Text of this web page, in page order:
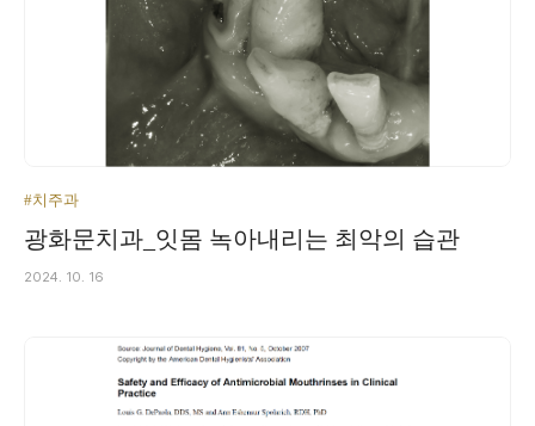
#치주과
광화문치과_잇몸 녹아내리는 최악의 습관
2024. 10. 16